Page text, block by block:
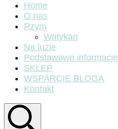
Home
O nas
Rzym
Watykan
Na luzie
Podstawowe informacje
SKLEP
WSPARCIE BLOGA
Kontakt